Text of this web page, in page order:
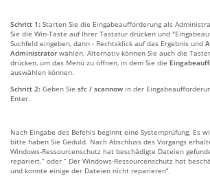
Schritt 1: Starten Sie die Eingabeaufforderung als
Sie die Win-Taste auf Ihrer Tastatur drücken und
Suchfeld eingeben, dann - Rechtsklick auf das Ergebnis und
Administrator wählen. Alternativ können Sie auch die
drücken, um das Menü zu öffnen, in dem Sie die
auswählen können.
Schritt 2: Geben Sie sfc / scannow in der
Enter.
Nach Eingabe des Befehls beginnt eine Systemprüfung. Es
bitte haben Sie Geduld. Nach Abschluss des Vorgangs
Windows-Ressourcenschutz hat beschädigte Dateien
repariert.” oder “ Der Windows-Ressourcenschutz hat
und konnte einige der Dateien nicht reparieren”.